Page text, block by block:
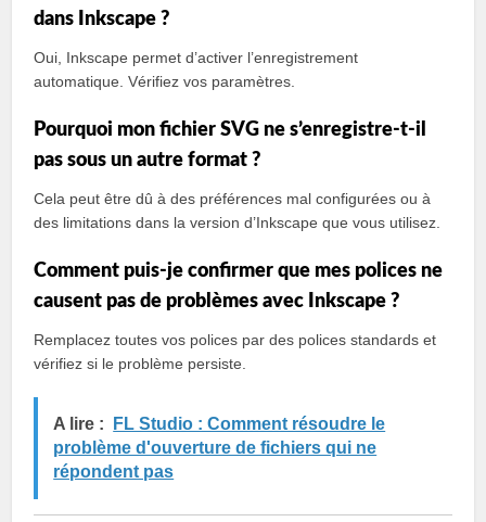
dans Inkscape ?
Oui, Inkscape permet d’activer l’enregistrement
automatique. Vérifiez vos paramètres.
Pourquoi mon fichier SVG ne s’enregistre-t-il
pas sous un autre format ?
Cela peut être dû à des préférences mal configurées ou à
des limitations dans la version d’Inkscape que vous utilisez.
Comment puis-je confirmer que mes polices ne
causent pas de problèmes avec Inkscape ?
Remplacez toutes vos polices par des polices standards et
vérifiez si le problème persiste.
A lire :
FL Studio : Comment résoudre le
problème d'ouverture de fichiers qui ne
répondent pas